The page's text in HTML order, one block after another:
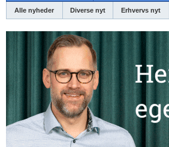
Alle nyheder Diverse nyt Erhvervs nyt